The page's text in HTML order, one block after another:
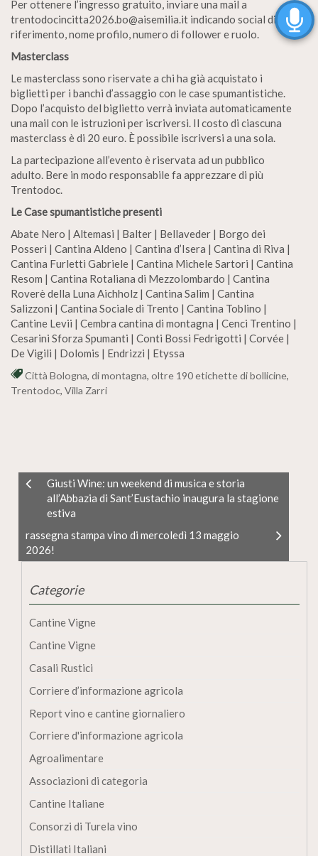
Per ottenere l’ingresso gratuito, inviare una mail a
trentodocincitta2026.bo@aisemilia.it indicando social di
riferimento, nome profilo, numero di follower e ruolo.
Masterclass
Le masterclass sono riservate a chi ha già acquistato i
biglietti per i banchi d’assaggio con le case spumantistiche.
Dopo l’acquisto del biglietto verrà inviata automaticamente
una mail con le istruzioni per iscriversi. Il costo di ciascuna
masterclass è di 20 euro. È possibile iscriversi a una sola.
La partecipazione all’evento è riservata ad un pubblico
adulto. Bere in modo responsabile fa apprezzare di più
Trentodoc.
Le Case spumantistiche presenti
Abate Nero | Altemasi | Balter | Bellaveder | Borgo dei
Posseri | Cantina Aldeno | Cantina d’Isera | Cantina di Riva |
Cantina Furletti Gabriele | Cantina Michele Sartori | Cantina
Resom | Cantina Rotaliana di Mezzolombardo | Cantina
Roverè della Luna Aichholz | Cantina Salìm | Cantina
Salizzoni | Cantina Sociale di Trento | Cantina Toblino |
Cantine Levii | Cembra cantina di montagna | Cenci Trentino |
Cesarini Sforza Spumanti | Conti Bossi Fedrigotti | Corvée |
De Vigili | Dolomis | Endrizzi | Etyssa
Città Bologna, di montagna, oltre 190 etichette di bollicine,
Trentodoc, Villa Zarri
Giusti Wine: un weekend di musica e storia
all’Abbazia di Sant’Eustachio inaugura la stagione
estiva
rassegna stampa vino di mercoledì 13 maggio
2026!
Categorie
Cantine Vigne
Cantine Vigne
Casali Rustici
Corriere d’informazione agricola
Report vino e cantine giornaliero
Corriere d'informazione agricola
Agroalimentare
Associazioni di categoria
Cantine Italiane
Consorzi di Turela vino
Distillati Italiani